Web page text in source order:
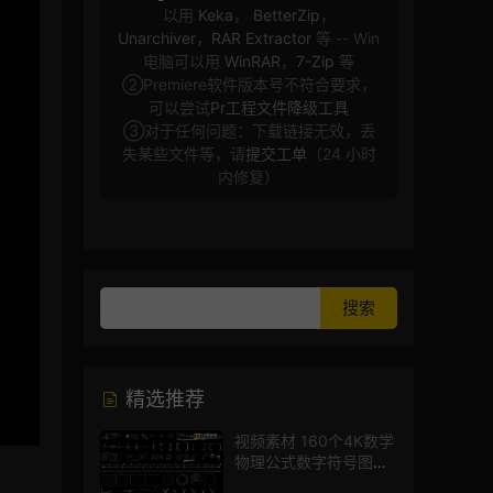
以用 Keka ， BetterZip ，
Unarchiver， RAR Extractor 等 -- Win
电脑可以用 WinRAR ， 7-Zip 等
②Premiere软件版本号不符合要求，
可以尝试Pr工程文件降级工具
③对于任何问题：下载链接无效，丢
失某些文件等，请提交工单 （24 小时
内修复）
精选推荐
视频素材 160个4K数学
物理公式数字符号图标